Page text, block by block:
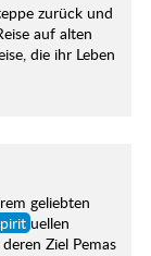
zurück und
auf alten
die ihr Leben
geliebten
uellen
Ziel Pemas